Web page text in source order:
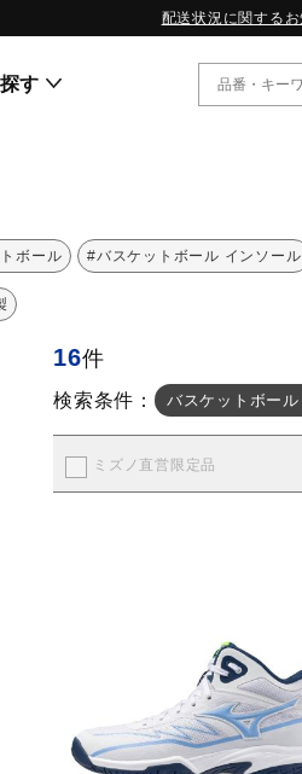
配送状況に関する
す
WP13.2｜特集
MORELIA LS｜特集
WP STRAP｜特集
スペシャルカラーパック｜特集
WP STRAP 2｜特集
マーガレット・ハウエル｜特集
KICKS & ECHO｜特集
ボール #バスケットボール インソール
16件
検索条件： バスケットボール
ミズノ直営限定品